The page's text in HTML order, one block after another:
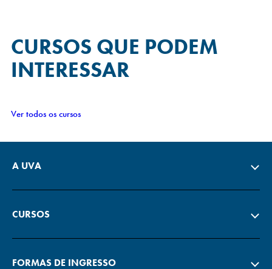
CURSOS QUE PODEM
INTERESSAR
Ver todos os cursos
A UVA
CURSOS
FORMAS DE INGRESSO